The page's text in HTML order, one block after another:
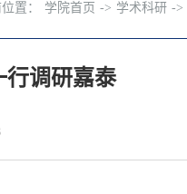
置： 学院首页 -> 学术科研 ->
行调研嘉泰